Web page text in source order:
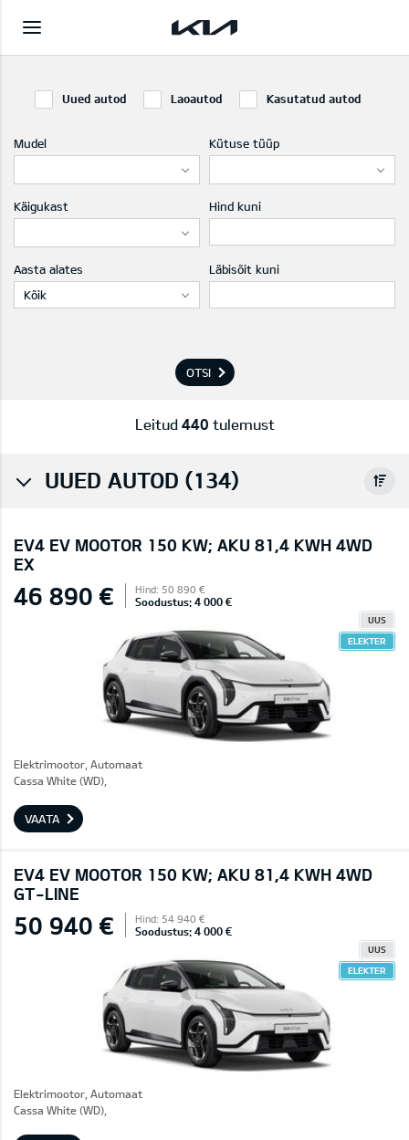
Uued autod Laoautod Kasutatud autod
Mudel Kütuse tüüp
Käigukast Hind kuni
Aasta alates
Kõik
Läbisõit kuni
OTSI
Leitud 440 tulemust
UUED AUTOD (134)
EV4 EV MOOTOR 150 KW; AKU 81,4 KWH 4WD
EX
46 890 € Hind: 50 890 €
Soodustus: 4 000 €
UUS
ELEKTER
Elektrimootor, Automaat
Cassa White (WD),
VAATA
EV4 EV MOOTOR 150 KW; AKU 81,4 KWH 4WD
GT-LINE
50 940 € Hind: 54 940 €
Soodustus: 4 000 €
UUS
ELEKTER
Elektrimootor, Automaat
Cassa White (WD),